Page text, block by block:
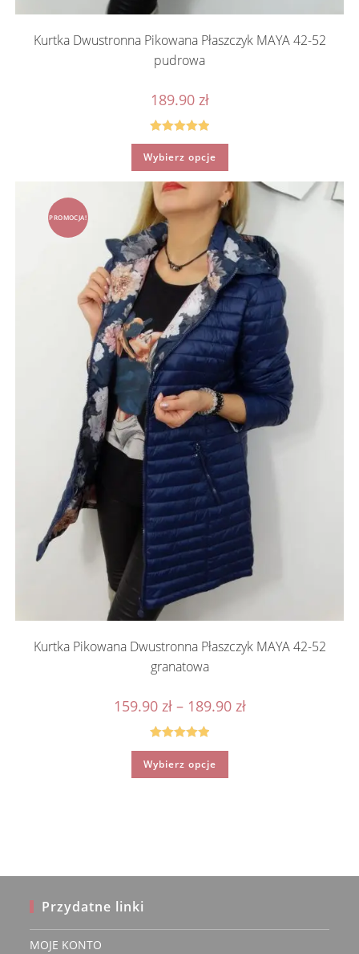
Kurtka Dwustronna Pikowana Płaszczyk MAYA 42-52
pudrowa
189.90 zł
Oceniono
5.00na 5
Wybierz opcje
Ten
ma
wiele
wariantów.
Opcje
można
wybrać
na
stronie
produktu
PROMOCJA!
Kurtka Pikowana Dwustronna Płaszczyk MAYA 42-52
granatowa
159.90 zł – 189.90 złZakres
Oceniono
5.00na 5
Wybierz opcje
Ten
ma
Przydatne linki
MOJE KONTO